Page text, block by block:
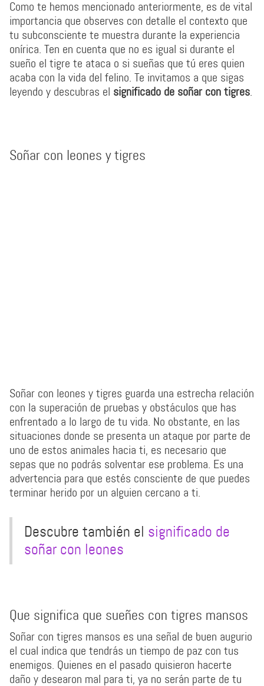
Como te hemos mencionado anteriormente, es de vital
importancia que observes con detalle el contexto que
tu subconsciente te muestra durante la experiencia
onírica. Ten en cuenta que no es igual si durante el
sueño el tigre te ataca o si sueñas que tú eres quien
acaba con la vida del felino. Te invitamos a que sigas
leyendo y descubras el significado de soñar con tigres.
Soñar con leones y tigres
Soñar con leones y tigres guarda una estrecha relación
con la superación de pruebas y obstáculos que has
enfrentado a lo largo de tu vida. No obstante, en las
situaciones donde se presenta un ataque por parte de
uno de estos animales hacia ti, es necesario que
sepas que no podrás solventar ese problema. Es una
advertencia para que estés consciente de que puedes
terminar herido por un alguien cercano a ti.
Descubre también el significado de
soñar con leones
Que significa que sueñes con tigres mansos
Soñar con tigres mansos es una señal de buen augurio
el cual indica que tendrás un tiempo de paz con tus
enemigos. Quienes en el pasado quisieron hacerte
daño y desearon mal para ti, ya no serán parte de tu